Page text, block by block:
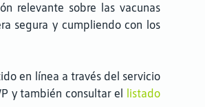
relevante sobre las vacunas
segura y cumpliendo con los
en línea a través del servicio
y también consultar el
listado